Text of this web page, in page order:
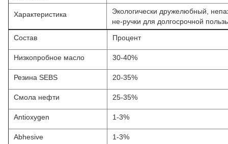
Характеристика
Экологически дружелюбный,
не-ручки для долгосрочной
Состав
Процент
Низкопробное масло 30-40%
Резина SEBS 20-35%
Смола нефти 25-35%
Antioxygen 1-3%
Abhesive 1-3%